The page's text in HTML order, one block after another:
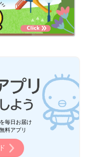
毎日お届け
料アプリ